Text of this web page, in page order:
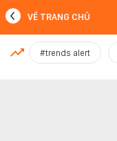
MỚI NHẤT
VỀ TRANG CHỦ
#trends alert